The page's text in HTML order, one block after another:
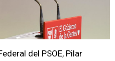
del PSOE, Pilar